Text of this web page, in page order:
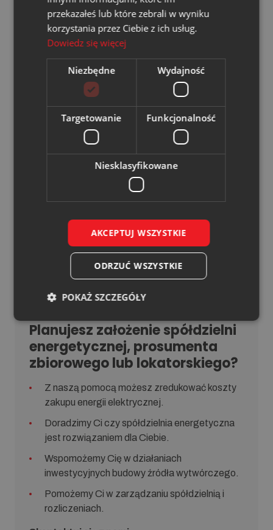
samorządy i przedsiębiorcy, korzystają z:
Niższych kosztów energii
Wyższej niezależności i bezpieczeństwa
energetycznego
Angażowania się we wspólne inwestycje OZE
Redukcji emisji CO₂ i poprawy
samowystarczalności regionu
Planujesz założenie spółdzielni
energetycznej, prosumenta
zbiorowego lub lokatorskiego?
Z naszą pomocą możesz zredukować koszty
zakupu energii elektrycznej.
Doradzimy Ci czy spółdzielnia energetyczna
jest rozwiązaniem dla Ciebie.
Wspomożemy Cię w działaniach
inwestycyjnych budowy źródła wytwórczego.
Pomożemy Ci w zarządzaniu spółdzielnią i
rozliczeniach.
przekazałeś lub które zebrali w wyniku
korzystania przez Ciebie z ich usług.
Dowiedz się więcej
Niezbędne Wydajność
Targetowanie Funkcjonalność
Niesklasyfikowane
AKCEPTUJ WSZYSTKIE
ODRZUĆ WSZYSTKIE
POKAŻ SZCZEGÓŁY